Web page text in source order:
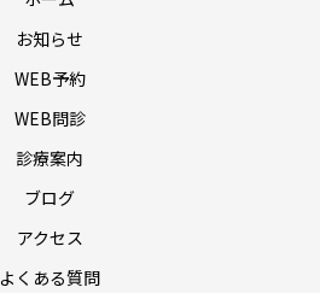
お知らせ
WEB予約
WEB問診
診療案内
ブログ
アクセス
よくある質問